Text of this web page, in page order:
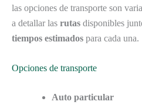
las opciones de transporte son
a detallar las rutas disponibles
tiempos estimados para cada una.
Opciones de transporte
Auto particular